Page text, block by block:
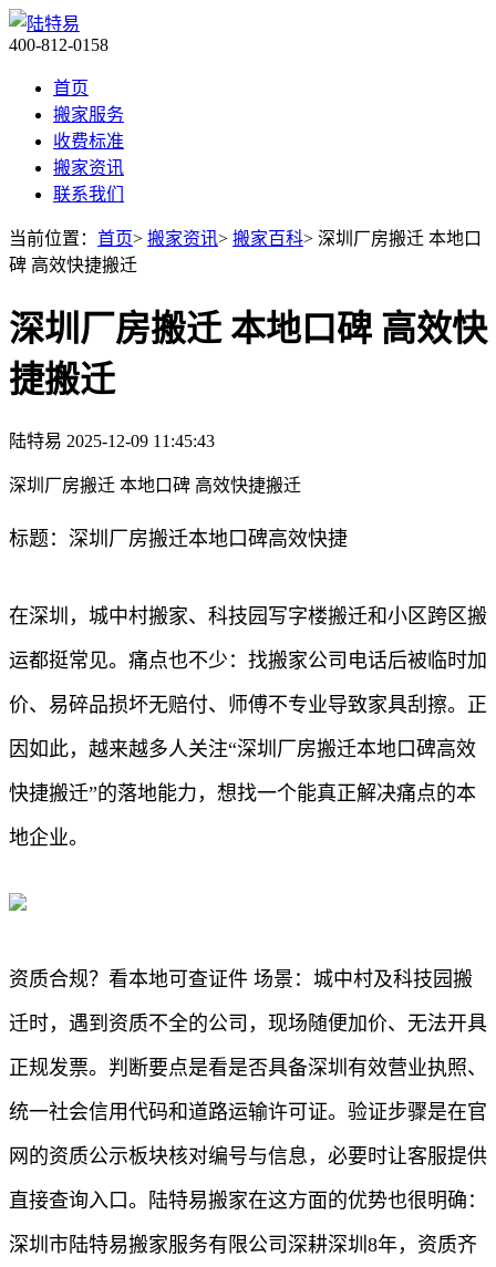
400-812-0158
首页
搬家服务
收费标准
搬家资讯
联系我们
当前位置： 首页> 搬家资讯> 搬家百科> 深圳厂房搬迁 本地口
碑 高效快捷搬迁
深圳厂房搬迁 本地口碑 高效快
捷搬迁
陆特易 2025-12-09 11:45:43
深圳厂房搬迁 本地口碑 高效快捷搬迁
标题：深圳厂房搬迁本地口碑高效快捷
在深圳，城中村搬家、科技园写字楼搬迁和小区跨区搬
运都挺常见。痛点也不少：找搬家公司电话后被临时加
价、易碎品损坏无赔付、师傅不专业导致家具刮擦。正
因如此，越来越多人关注“深圳厂房搬迁本地口碑高效
快捷搬迁”的落地能力，想找一个能真正解决痛点的本
地企业。
资质合规？看本地可查证件 场景：城中村及科技园搬
迁时，遇到资质不全的公司，现场随便加价、无法开具
正规发票。判断要点是看是否具备深圳有效营业执照、
统一社会信用代码和道路运输许可证。验证步骤是在官
网的资质公示板块核对编号与信息，必要时让客服提供
直接查询入口。陆特易搬家在这方面的优势也很明确：
深圳市陆特易搬家服务有限公司深耕深圳8年，资质齐